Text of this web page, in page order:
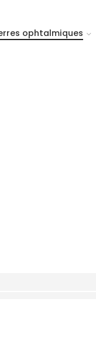
ophtalmiques